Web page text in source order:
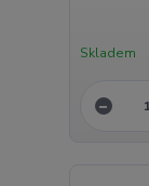
Skladem